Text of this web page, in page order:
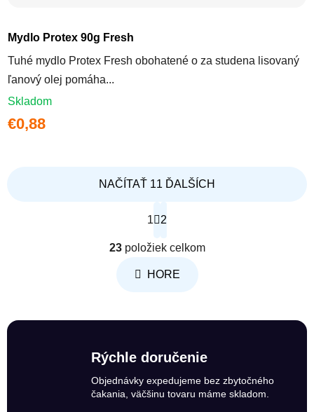
Mydlo Protex 90g Fresh
Tuhé mydlo Protex Fresh obohatené o za studena lisovaný
ľanový olej pomáha...
Skladom
€0,88
NAČÍTAŤ 11 ĎALŠÍCH
1 2
23položiek celkom
HORE
Rýchle doručenie
Objednávky expedujeme bez zbytočného
čakania, väčšinu tovaru máme skladom.